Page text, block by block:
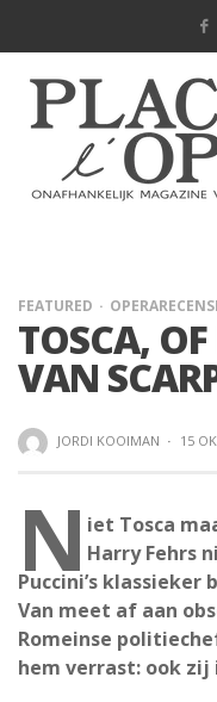
FEATURED
TOSCA,
VAN
JORDI KOOIMAN · 15
N iet Tosca
Harry Fehrs
Puccini’s klassieker
Van meet af aan
Romeinse
hem verrast: ook zij